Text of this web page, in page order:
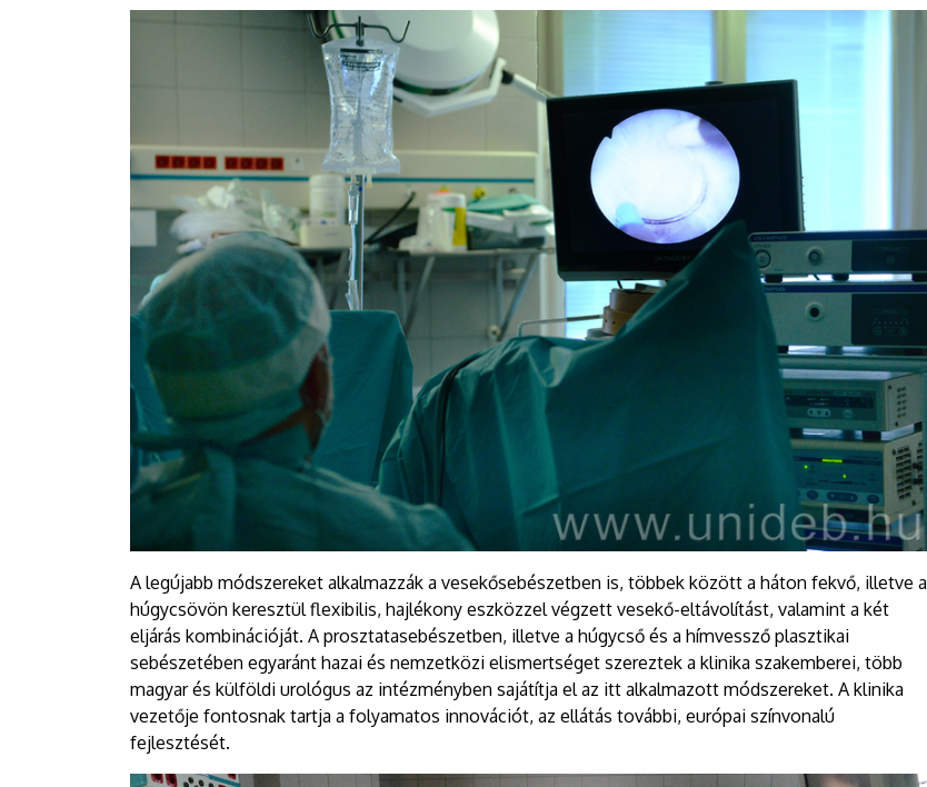
A legújabb módszereket alkalmazzák a vesekősebészetben is, többek között a háton fekvő, illetve a
húgycsövön keresztül flexibilis, hajlékony eszközzel végzett vesekő-eltávolítást, valamint a két
eljárás kombinációját. A prosztatasebészetben, illetve a húgycső és a hímvessző plasztikai
sebészetében egyaránt hazai és nemzetközi elismertséget szereztek a klinika szakemberei, több
magyar és külföldi urológus az intézményben sajátítja el az itt alkalmazott módszereket. A klinika
vezetője fontosnak tartja a folyamatos innovációt, az ellátás további, európai színvonalú
fejlesztését.